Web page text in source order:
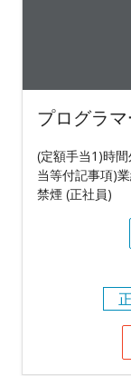
プログラ
(定額手当1)時
当等付記事項)
禁煙 (正社員)